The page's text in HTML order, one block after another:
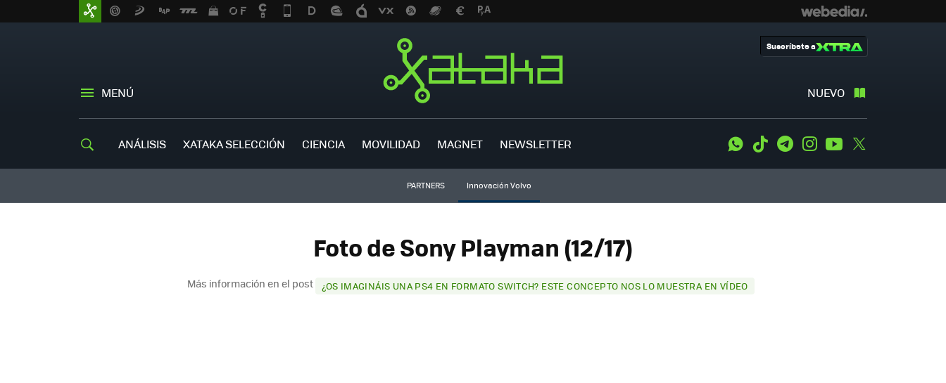
MENÚ NUEVO
Suscríbete a
ANÁLISIS XATAKA SELECCIÓN CIENCIA MOVILIDAD MAGNET NEWSLETTER WhatsApp
Tiktok TelegramInstagramYoutube
PARTNERS Innovación Volvo
Foto de Sony Playman (12/17)
Más información en el post ¿OS IMAGINÁIS UNA PS4 EN FORMATO SWITCH? ESTE CONCEPTO NOS LO MUESTRA EN VÍDEO